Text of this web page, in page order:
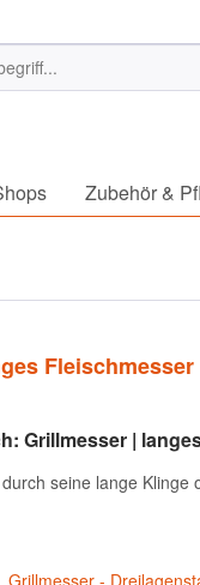
Zubehör &
Fleischmesser
Grillmesser |
seine lange